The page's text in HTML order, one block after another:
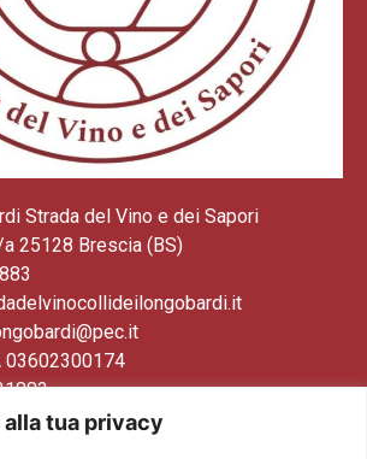
tua privacy
Strada del Vino e dei Sapori
25128 Brescia (BS)
03602300174